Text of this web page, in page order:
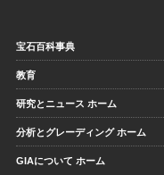
宝石百科事典
教育
研究とニュース ホーム
分析とグレーディング ホーム
GIAについて ホーム